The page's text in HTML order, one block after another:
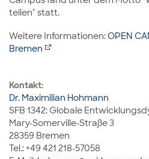
teilen" statt.
Weitere Informationen:OPEN
Bremen
Kontakt:
Dr. Maximilian Hohmann
SFB 1342: Globale
Mary-Somerville-Straße 3
28359 Bremen
Tel.: +49 421 218-57058